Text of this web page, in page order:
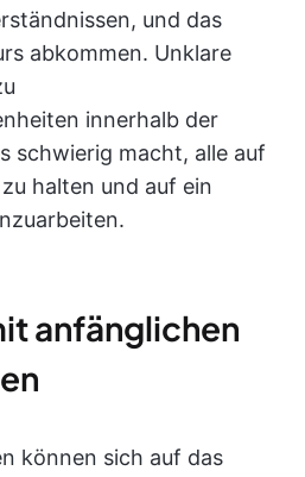
und das
abkommen. Unklare
innerhalb der
schwierig macht, alle auf
halten und auf ein
anfänglichen
können sich auf das